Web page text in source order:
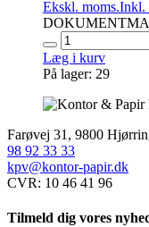
Ekskl. moms.Inkl.
Læg i kurv
På lager: 29
Farøvej 31, 9800
98 92 33 33
kpv@kontor-papir.dk
CVR: 10 46 41 96
Tilmeld dig vores